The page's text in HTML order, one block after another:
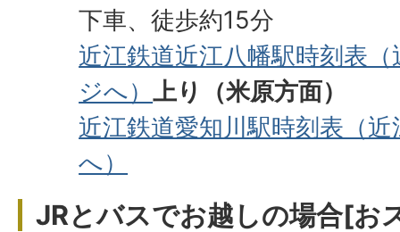
下車、徒歩約15分
近江鉄道近江八幡駅時刻表
ジへ）上り（米原方面）
近江鉄道愛知川駅時刻表（
へ）
JRとバスでお越しの場合[お